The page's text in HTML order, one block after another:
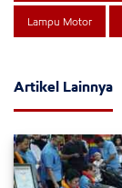
Lampu Motor
Artikel Lainnya